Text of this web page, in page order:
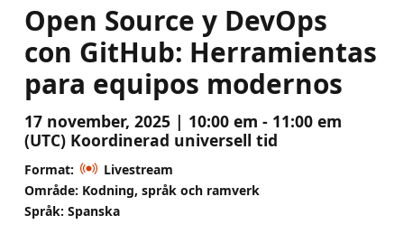
Open Source y DevOps
con GitHub: Herramientas
para equipos modernos
17 november, 2025 | 10:00 em - 11:00 em
(UTC) Koordinerad universell tid
Format:
Livestream
Område: Kodning, språk och ramverk
Språk: Spanska